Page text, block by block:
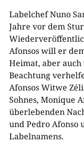
Labelchef Nuno
Jahre vor dem
Afonsos will er
Heimat, aber
Beachtung
Afonsos Witwe
Sohnes, Monique
überlebenden
und Pedro Afonso
Labelnamens.